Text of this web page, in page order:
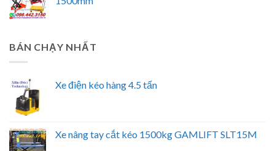
BÁN CHẠY NHẤT
Xe điện kéo hàng 4.5 tấn
Xe nâng tay cắt kéo 1500kg GAMLIFT SLT15M